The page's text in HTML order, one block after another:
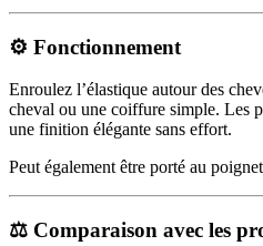
⚙️ Fonctionnement
Enroulez l’élastique autour des
cheval ou une coiffure simple. Les
une finition élégante sans effort.
Peut également être porté au
⚖️ Comparaison avec les